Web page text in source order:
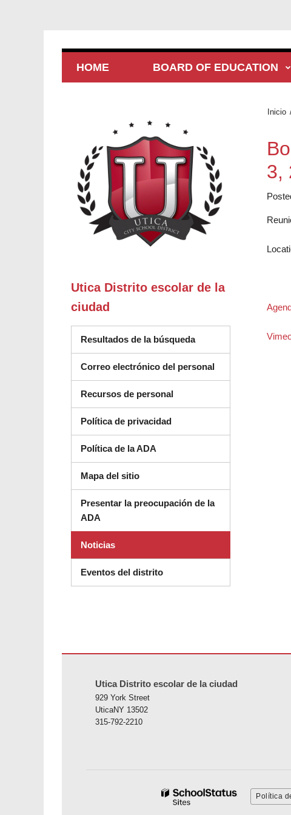
HOME BOARD OF EDUCATION
Inicio
3,
Utica Distrito escolar de la
ciudad
Resultados de la búsqueda
Correo electrónico del personal
Recursos de personal
Política de privacidad
Política de la ADA
Mapa del sitio
Presentar la preocupación de la
ADA
Noticias
Eventos del distrito
Utica Distrito escolar de la ciudad
929 York Street
UticaNY 13502
315-792-2210
Política